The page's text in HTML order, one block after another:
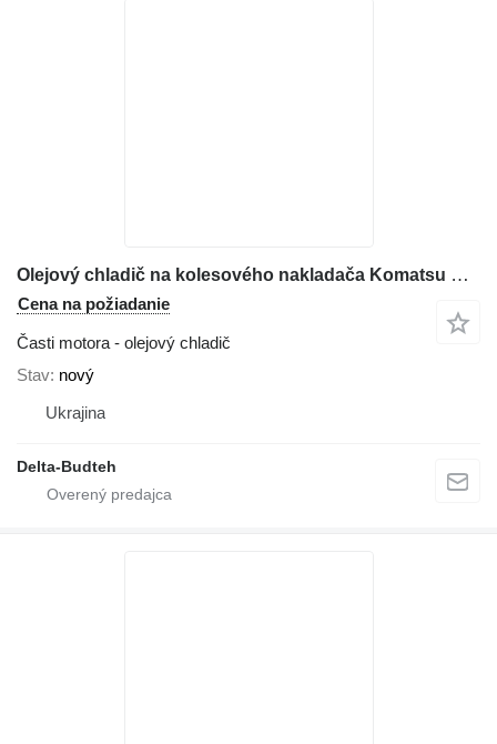
Olejový chladič na kolesového nakladača Komatsu WA430
Cena na požiadanie
Časti motora - olejový chladič
Stav nový
Ukrajina
Delta-Budteh